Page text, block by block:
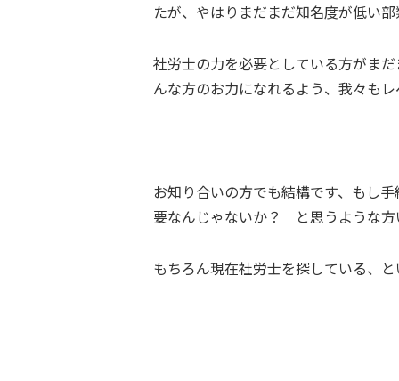
たが、やはりまだまだ知名度が低い
社労士の力を必要としている方がま
んな方のお力になれるよう、我々も
お知り合いの方でも結構です、もし
要なんじゃないか？ と思うような方
もちろん現在社労士を探している、